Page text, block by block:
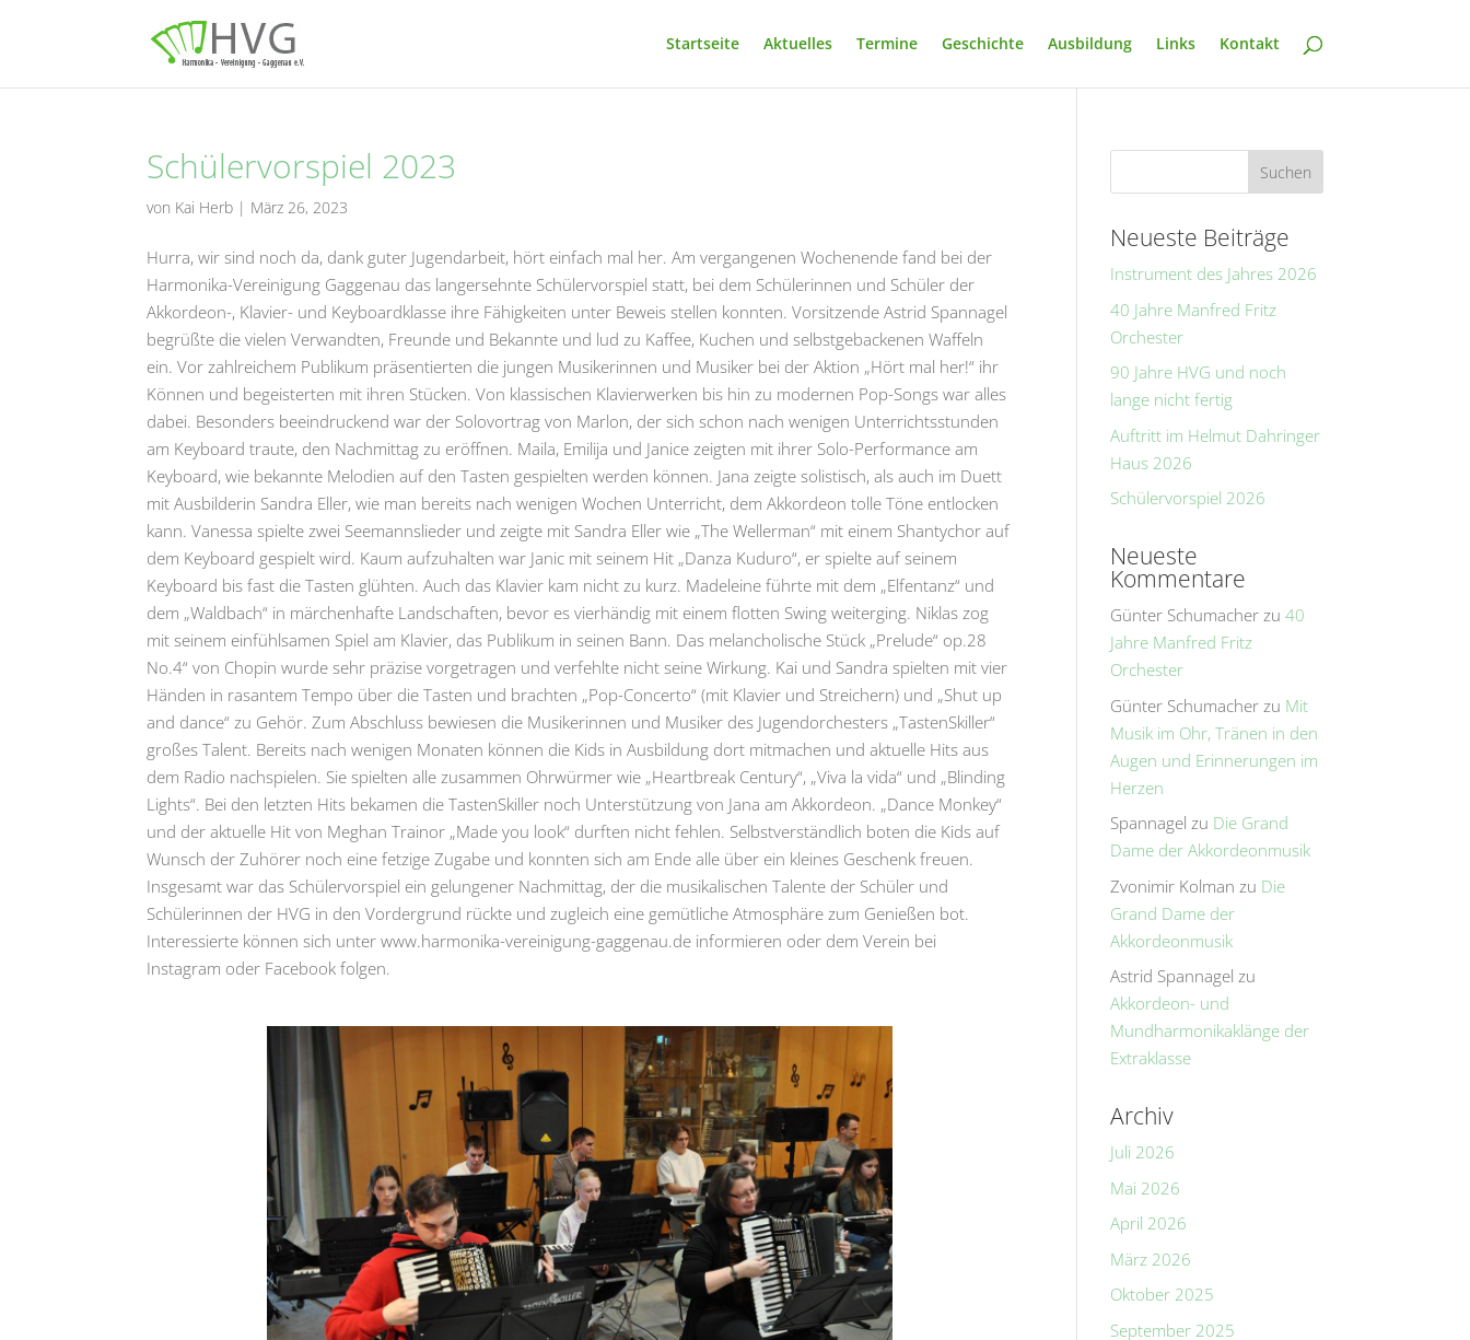
Startseite Aktuelles Termine Geschichte Ausbildung Links Kontakt
Schülervorspiel 2023
von Kai Herb | März 26, 2023
Hurra, wir sind noch da, dank guter Jugendarbeit, hört einfach mal her. Am vergangenen Wochenende fand bei der
Harmonika-Vereinigung Gaggenau das langersehnte Schülervorspiel statt, bei dem Schülerinnen und Schüler der
Akkordeon-, Klavier- und Keyboardklasse ihre Fähigkeiten unter Beweis stellen konnten. Vorsitzende Astrid Spannagel
begrüßte die vielen Verwandten, Freunde und Bekannte und lud zu Kaffee, Kuchen und selbstgebackenen Waffeln
ein. Vor zahlreichem Publikum präsentierten die jungen Musikerinnen und Musiker bei der Aktion „Hört mal her!“ ihr
Können und begeisterten mit ihren Stücken. Von klassischen Klavierwerken bis hin zu modernen Pop-Songs war alles
dabei. Besonders beeindruckend war der Solovortrag von Marlon, der sich schon nach wenigen Unterrichtsstunden
am Keyboard traute, den Nachmittag zu eröffnen. Maila, Emilija und Janice zeigten mit ihrer Solo-Performance am
Keyboard, wie bekannte Melodien auf den Tasten gespielten werden können. Jana zeigte solistisch, als auch im Duett
mit Ausbilderin Sandra Eller, wie man bereits nach wenigen Wochen Unterricht, dem Akkordeon tolle Töne entlocken
kann. Vanessa spielte zwei Seemannslieder und zeigte mit Sandra Eller wie „The Wellerman“ mit einem Shantychor auf
dem Keyboard gespielt wird. Kaum aufzuhalten war Janic mit seinem Hit „Danza Kuduro“, er spielte auf seinem
Keyboard bis fast die Tasten glühten. Auch das Klavier kam nicht zu kurz. Madeleine führte mit dem „Elfentanz“ und
dem „Waldbach“ in märchenhafte Landschaften, bevor es vierhändig mit einem flotten Swing weiterging. Niklas zog
mit seinem einfühlsamen Spiel am Klavier, das Publikum in seinen Bann. Das melancholische Stück „Prelude“ op.28
No.4“ von Chopin wurde sehr präzise vorgetragen und verfehlte nicht seine Wirkung. Kai und Sandra spielten mit vier
Händen in rasantem Tempo über die Tasten und brachten „Pop-Concerto“ (mit Klavier und Streichern) und „Shut up
and dance“ zu Gehör. Zum Abschluss bewiesen die Musikerinnen und Musiker des Jugendorchesters „TastenSkiller“
großes Talent. Bereits nach wenigen Monaten können die Kids in Ausbildung dort mitmachen und aktuelle Hits aus
dem Radio nachspielen. Sie spielten alle zusammen Ohrwürmer wie „Heartbreak Century“, „Viva la vida“ und „Blinding
Lights“. Bei den letzten Hits bekamen die TastenSkiller noch Unterstützung von Jana am Akkordeon. „Dance Monkey“
und der aktuelle Hit von Meghan Trainor „Made you look“ durften nicht fehlen. Selbstverständlich boten die Kids auf
Wunsch der Zuhörer noch eine fetzige Zugabe und konnten sich am Ende alle über ein kleines Geschenk freuen.
Insgesamt war das Schülervorspiel ein gelungener Nachmittag, der die musikalischen Talente der Schüler und
Schülerinnen der HVG in den Vordergrund rückte und zugleich eine gemütliche Atmosphäre zum Genießen bot.
Interessierte können sich unter www.harmonika-vereinigung-gaggenau.de informieren oder dem Verein bei
Instagram oder Facebook folgen.
Neueste Beiträge
Instrument des Jahres 2026
40 Jahre Manfred Fritz
Orchester
90 Jahre HVG und noch
lange nicht fertig
Auftritt im Helmut Dahringer
Haus 2026
Schülervorspiel 2026
Neueste
Kommentare
Günter Schumacher zu40
Jahre Manfred Fritz
Orchester
Günter Schumacher zu Mit
Musik im Ohr, Tränen in den
Augen und Erinnerungen im
Herzen
Spannagel zu Die Grand
Dame der Akkordeonmusik
Zvonimir Kolman zu Die
Grand Dame der
Akkordeonmusik
Astrid Spannagel zu
Akkordeon- und
Mundharmonikaklänge der
Extraklasse
Archiv
Juli 2026
Mai 2026
April 2026
März 2026
Oktober 2025
September 2025